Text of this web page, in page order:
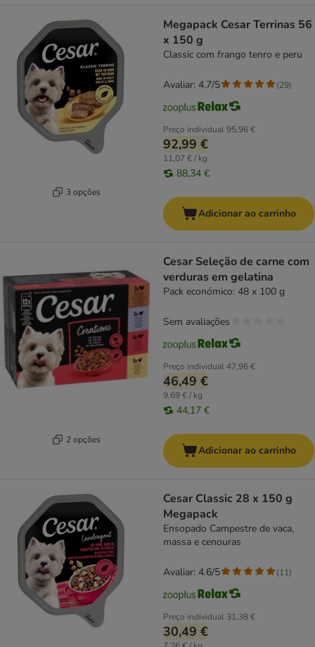
3 opções
Megapack Cesar Terrinas 56
x 150 g
Classic com frango tenro e peru
Preço individual95,96 €
92,99 €
11,07 € / kg
88,34 €
Avaliar: 4.7/5 (29)
Adicionar ao carrinho
2 opções
Cesar Seleção de carne com
verduras em gelatina
Pack económico: 48 x 100 g
Preço individual47,96 €
46,49 €
9,69 € / kg
44,17 €
Sem avaliações
Adicionar ao carrinho
Cesar Classic 28 x 150 g
Megapack
Ensopado Campestre de vaca,
massa e cenouras
Preço individual 31,38 €
30,49 €
Avaliar: 4.6/5 (11)